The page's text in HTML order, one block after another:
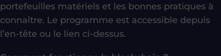
portefeuilles matériels et les bonnes pratiques à
connaître. Le programme est accessible depuis
l’en-tête ou le lien ci-dessus.